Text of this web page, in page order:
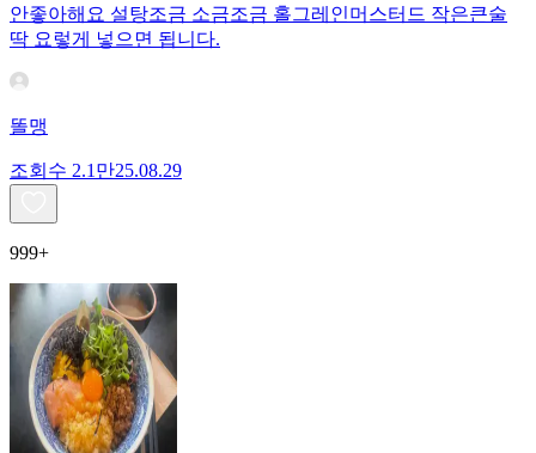
안좋아해요 설탕조금 소금조금 홀그레인머스터드 작은큰술
딱 요렇게 넣으면 됩니다.
똘맹
조회수 2.1만25.08.29
999+